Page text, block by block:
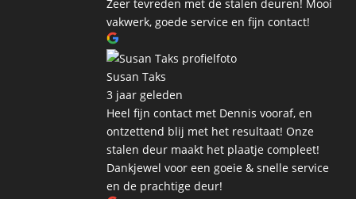
Zeer tevreden met de stalen deuren! Mooi
vakwerk, goede service en fijn contact!
Susan Taks
3 jaar geleden
Heel fijn contact met Dennis vooraf, en
ontzettend blij met het resultaat! Onze
stalen deur maakt het plaatje compleet!
Dankjewel voor een goeie & snelle service
en de prachtige deur!